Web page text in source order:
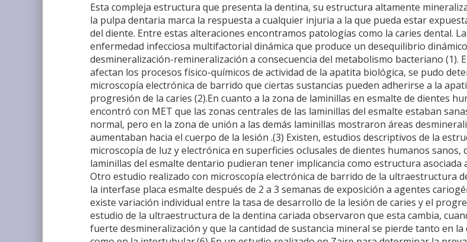
Esta compleja estructura que presenta la dentina, su estructura altamente
la pulpa dentaria marca la respuesta a cualquier injuria a la que pueda estar
del diente. Entre estas alteraciones encontramos patologías como la caries dental.
enfermedad infecciosa multifactorial dinámica que produce un desequilibrio
desmineralización-remineralización a consecuencia del metabolismo bacteriano (1).
afectan los procesos físico-químicos de actividad de la apatita biológica, se pudo
microscopía electrónica de barrido que ciertas sustancias pueden adherirse a la
progresión de la caries (2).En cuanto a la zona de laminillas en esmalte de dientes
encontró con MET que las zonas centrales de las laminillas del esmalte estaban
normal, pero en la zona de unión a las demás laminillas mostraron áreas
aumentaban hacia el cuerpo de la lesión .(3) Existen, estudios descriptivos de la
microscopía de luz y electrónica en superficies oclusales de dientes humanos sanos,
laminillas del esmalte dentario pudieran tener implicancia como estructura asociada
Otro estudio realizado con microscopía electrónica de barrido de la ultraestructura
la interfase placa esmalte después de 2 a 3 semanas de exposición a agentes
existe variación individual entre la tasa de desarrollo de la lesión de caries y el
estudio de la ultraestructura de la dentina cariada observaron que esta cambia,
fuerte desmineralización y que la cantidad de sustancia mineral se pierde tanto en